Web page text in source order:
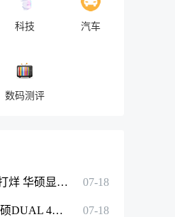
科技 汽车
数码测评
暑期嗨玩不打烊 华硕显卡驰骋游戏世界！ 07-18
纯白美学 华硕DUAL 4070S EVO WHITE显卡 07-18